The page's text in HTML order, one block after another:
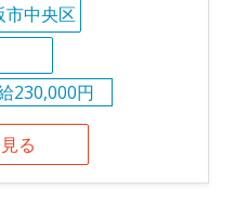
市中央区
230,000円
る